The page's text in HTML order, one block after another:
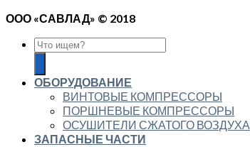
ООО «САВЛАД» © 2018
ОБОРУДОВАНИЕ
ВИНТОВЫЕ КОМПРЕССОРЫ
ПОРШНЕВЫЕ КОМПРЕССОРЫ
ОСУШИТЕЛИ СЖАТОГО ВОЗДУХА
ЗАПАСНЫЕ ЧАСТИ